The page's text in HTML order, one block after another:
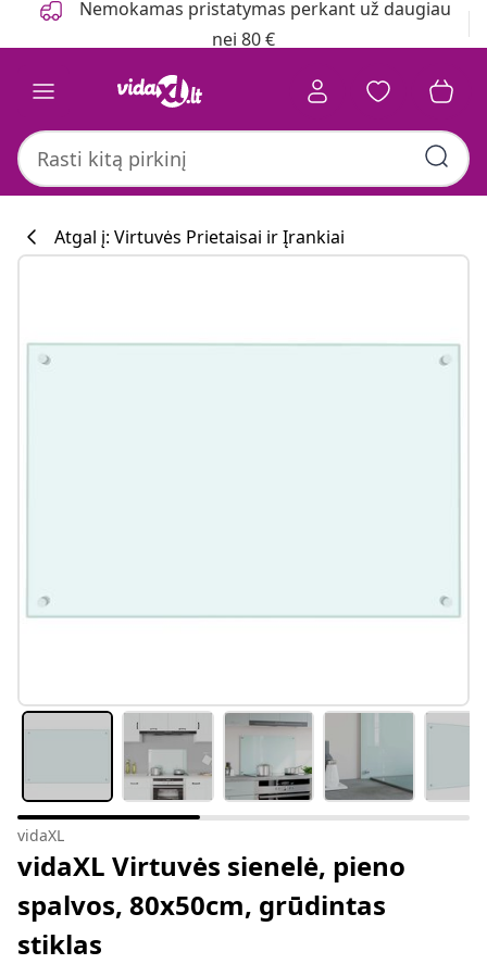
Nemokamas pristatymas perkant už daugiau
nei 80 €
Atgal į: Virtuvės Prietaisai ir Įrankiai
vidaXL
vidaXL Virtuvės sienelė, pieno
spalvos, 80x50cm, grūdintas
stiklas